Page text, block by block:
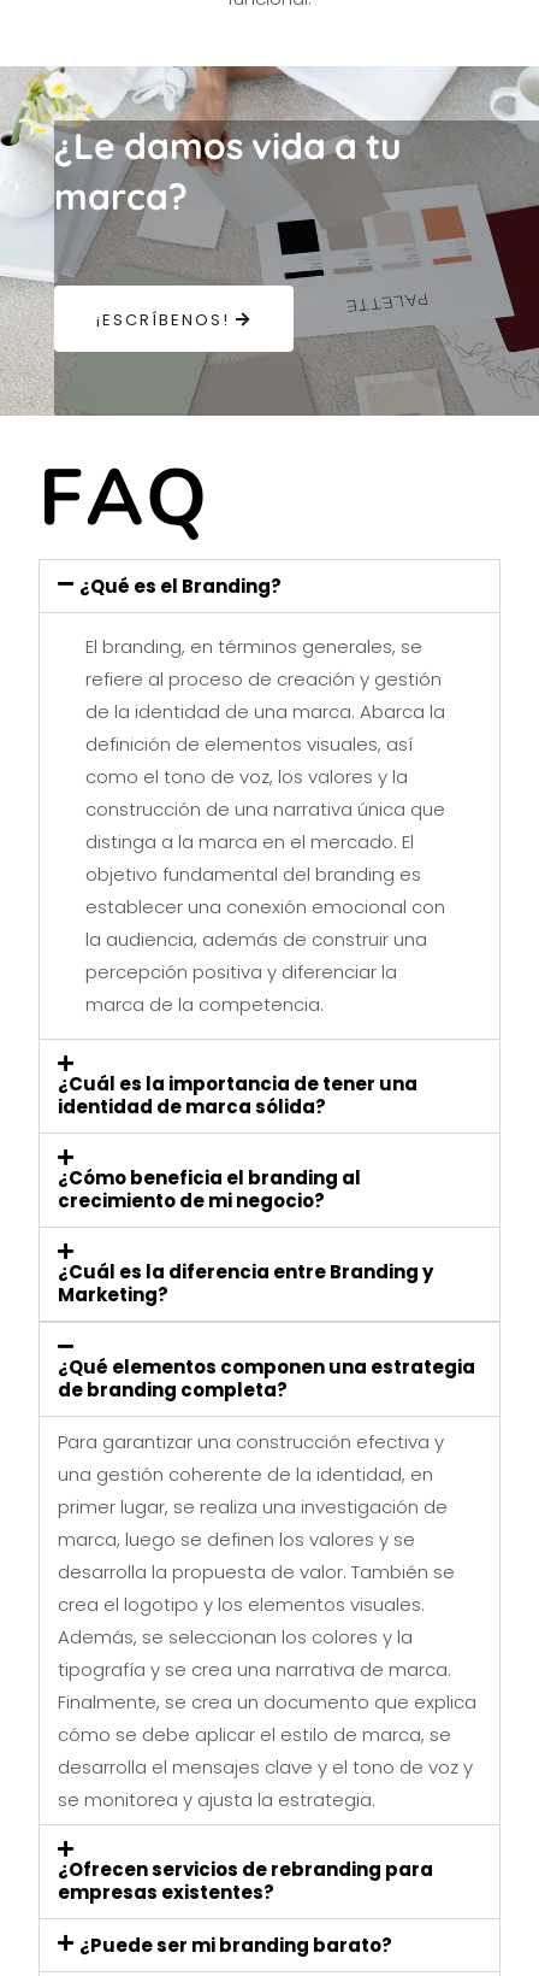
¿Ledamosvidaa tu
marca?
¡ESCRÍBENOS!
FAQ
¿Qué es el Branding?
El branding, en términos generales, se
refiere al proceso de creación y gestión
de la identidad de una marca. Abarca la
definición de elementos visuales, así
como el tono de voz, los valores y la
construcción de una narrativa única que
distinga a la marca en el mercado. El
objetivo fundamental del branding es
establecer una conexión emocional con
la audiencia, además de construir una
percepción positiva y diferenciar la
marca de la competencia.
¿Cuál es la importancia de tener una
identidad de marca sólida?
¿Cómo beneficia el branding al
crecimiento de mi negocio?
¿Cuál es la diferencia entre Branding y
Marketing?
¿Qué elementos componen una estrategia
de branding completa?
Para garantizar una construcción efectiva y
una gestión coherente de la identidad, en
primer lugar, se realiza una investigación de
marca, luego se definen los valores y se
desarrolla la propuesta de valor. También se
crea el logotipo y los elementos visuales.
Además, se seleccionan los colores y la
tipografía y se crea una narrativa de marca.
Finalmente, se crea un documento que explica
cómo se debe aplicar el estilo de marca, se
desarrolla el mensajes clave y el tono de voz y
se monitorea y ajusta la estrategia.
¿Ofrecen servicios de rebranding para
empresas existentes?
¿Puede ser mi branding barato?